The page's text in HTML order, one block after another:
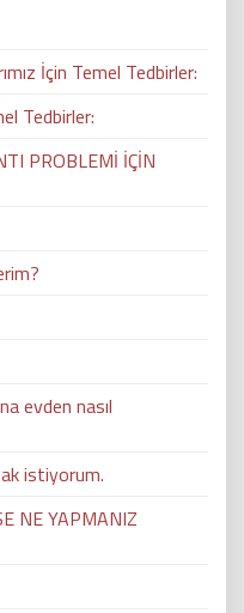
İçin Temel Tedbirler:
Tedbirler:
PROBLEMİ İÇİN
evden nasıl
istiyorum.
NE YAPMANIZ